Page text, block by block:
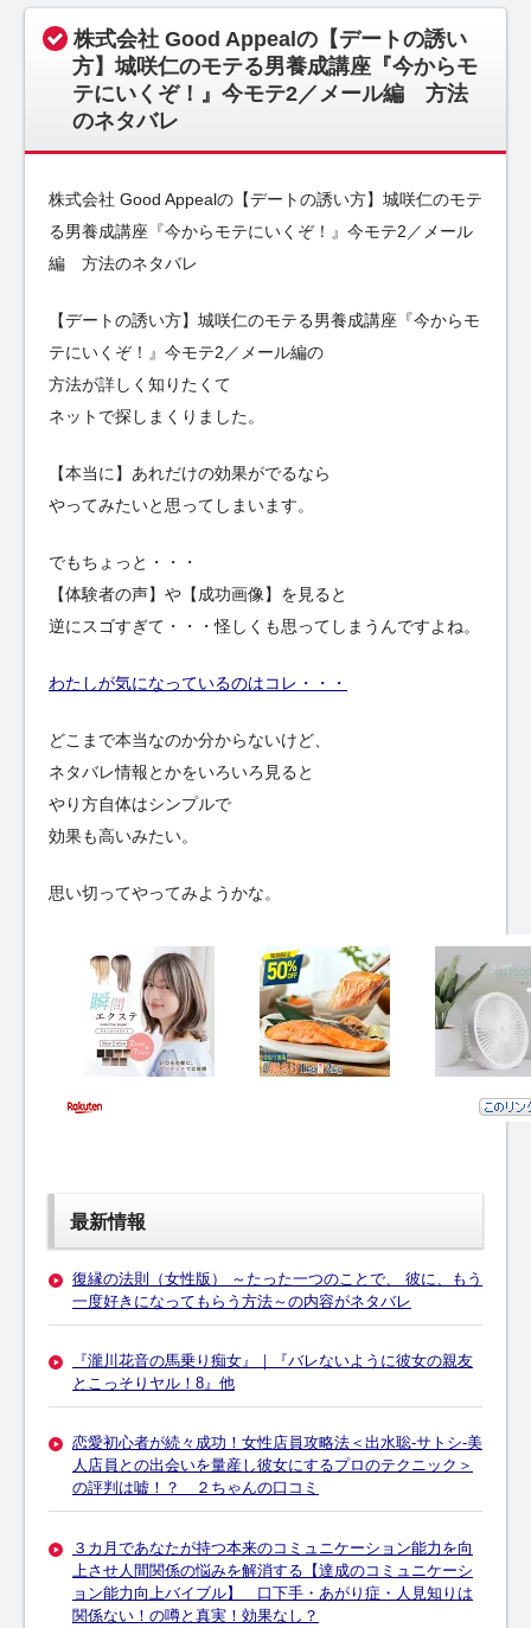
株式会社 Good Appealの【デートの誘い
方】城咲仁のモテる男養成講座『今からモ
テにいくぞ！』今モテ2／メール編 方法
のネタバレ
株式会社 Good Appealの【デートの誘い方】城咲仁のモテ
る男養成講座『今からモテにいくぞ！』今モテ2／メール
編 方法のネタバレ
【デートの誘い方】城咲仁のモテる男養成講座『今からモ
テにいくぞ！』今モテ2／メール編の
方法が詳しく知りたくて
ネットで探しまくりました。
【本当に】あれだけの効果がでるなら
やってみたいと思ってしまいます。
でもちょっと・・・
【体験者の声】や【成功画像】を見ると
逆にスゴすぎて・・・怪しくも思ってしまうんですよね。
わたしが気になっているのはコレ・・・
どこまで本当なのか分からないけど、
ネタバレ情報とかをいろいろ見ると
やり方自体はシンプルで
効果も高いみたい。
思い切ってやってみようかな。
最新情報
復縁の法則（女性版） ～たった一つのことで、 彼に、もう
一度好きになってもらう方法～の内容がネタバレ
『瀧川花音の馬乗り痴女』｜『バレないように彼女の親友
とこっそりヤル！8』他
恋愛初心者が続々成功！女性店員攻略法＜出水聡-サトシ-美
人店員との出会いを量産し彼女にするプロのテクニック＞
の評判は嘘！？ ２ちゃんの口コミ
３カ月であなたが持つ本来のコミュニケーション能力を向
上させ人間関係の悩みを解消する【達成のコミュニケーシ
ョン能力向上バイブル】 口下手・あがり症・人見知りは
関係ない！の噂と真実！効果なし？